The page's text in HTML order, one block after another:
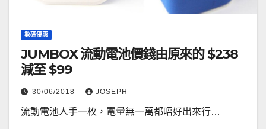
數碼優惠
JUMBOX 流動電池價錢由原來的 $238
減至 $99
30/06/2018 JOSEPH
流動電池人手一枚，電量無一萬都唔好出來行…